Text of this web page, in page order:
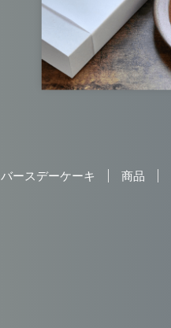
バースデーケーキ 商品